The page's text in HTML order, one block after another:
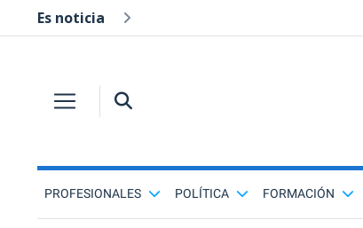
Es noticia
PROFESIONALES POLÍTICA FORMACIÓN